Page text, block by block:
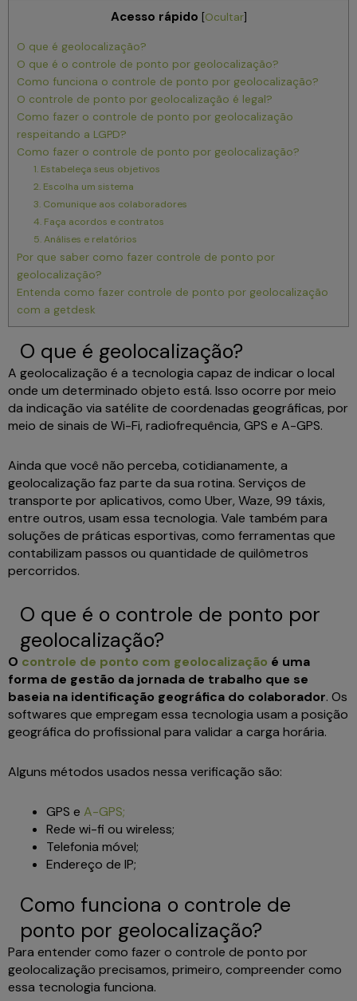
Acesso rápido [Ocultar]
O que é geolocalização?
O que é o controle de ponto por geolocalização?
Como funciona o controle de ponto por geolocalização?
O controle de ponto por geolocalização é legal?
Como fazer o controle de ponto por geolocalização
respeitando a LGPD?
Como fazer o controle de ponto por geolocalização?
1. Estabeleça seus objetivos
2. Escolha um sistema
3. Comunique aos colaboradores
4. Faça acordos e contratos
5. Análises e relatórios
Por que saber como fazer controle de ponto por
geolocalização?
Entenda como fazer controle de ponto por geolocalização
com a getdesk
O que é geolocalização?
A geolocalização é a tecnologia capaz de indicar o local
onde um determinado objeto está. Isso ocorre por meio
da indicação via satélite de coordenadas geográficas, por
meio de sinais de Wi-Fi, radiofrequência, GPS e A-GPS.
Ainda que você não perceba, cotidianamente, a
geolocalização faz parte da sua rotina. Serviços de
transporte por aplicativos, como Uber, Waze, 99 táxis,
entre outros, usam essa tecnologia. Vale também para
soluções de práticas esportivas, como ferramentas que
contabilizam passos ou quantidade de quilômetros
percorridos.
O que é o controle de ponto por
geolocalização?
O controle de ponto com geolocalização é uma
forma de gestão da jornada de trabalho que se
baseia na identificação geográfica do colaborador. Os
softwares que empregam essa tecnologia usam a posição
geográfica do profissional para validar a carga horária.
Alguns métodos usados nessa verificação são:
GPS e A-GPS;
Rede wi-fi ou wireless;
Telefonia móvel;
Endereço de IP;
Como funciona o controle de
ponto por geolocalização?
Para entender como fazer o controle de ponto por
geolocalização precisamos, primeiro, compreender como
essa tecnologia funciona.